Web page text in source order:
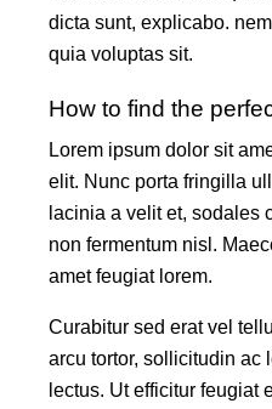
dicta sunt, explicabo.
quia voluptas sit.
How to find the
Lorem ipsum dolor sit
elit. Nunc porta fringilla
lacinia a velit et, sodales
non fermentum nisl.
amet feugiat lorem.
Curabitur sed erat vel
arcu tortor, sollicitudin ac
lectus. Ut efficitur feugiat